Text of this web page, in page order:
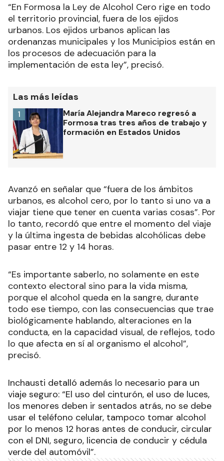
“En Formosa la Ley de Alcohol Cero rige en todo
el territorio provincial, fuera de los ejidos
urbanos. Los ejidos urbanos aplican las
ordenanzas municipales y los Municipios están en
los procesos de adecuación para la
implementación de esta ley”, precisó.
Las más leídas
María Alejandra Mareco regresó a
Formosa tras tres años de trabajo y
formación en Estados Unidos
1
Avanzó en señalar que “fuera de los ámbitos
urbanos, es alcohol cero, por lo tanto si uno va a
viajar tiene que tener en cuenta varias cosas”. Por
lo tanto, recordó que entre el momento del viaje
y la última ingesta de bebidas alcohólicas debe
pasar entre 12 y 14 horas.
“Es importante saberlo, no solamente en este
contexto electoral sino para la vida misma,
porque el alcohol queda en la sangre, durante
todo ese tiempo, con las consecuencias que trae
biológicamente hablando, alteraciones en la
conducta, en la capacidad visual, de reflejos, todo
lo que afecta en sí al organismo el alcohol”,
precisó.
Inchausti detalló además lo necesario para un
viaje seguro: “El uso del cinturón, el uso de luces,
los menores deben ir sentados atrás, no se debe
usar el teléfono celular, tampoco tomar alcohol
por lo menos 12 horas antes de conducir, circular
con el DNI, seguro, licencia de conducir y cédula
verde del automóvil”.